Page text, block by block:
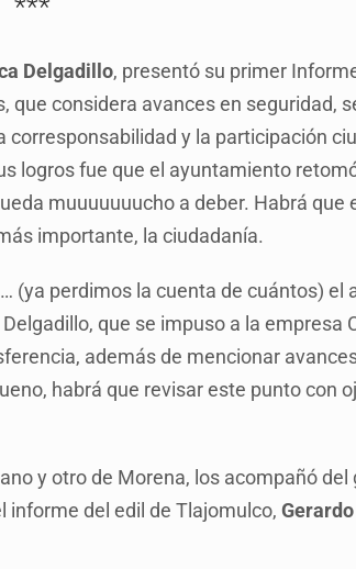
***
Delgadillo, presentó su primer
que considera avances en seguridad,
y la participación
logros fue que el ayuntamiento
muuuuuuucho a deber. Habrá que
importante, la ciudadanía.
(ya perdimos la cuenta de cuántos) el
que se impuso a la empresa
además de mencionar
habrá que revisar este punto con
y otro de Morena, los acompañó del
informe del edil de Tlajomulco,